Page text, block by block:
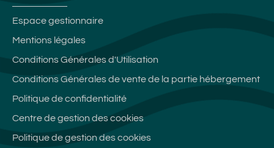
Espace gestionnaire
Mentions légales
Conditions Générales d'Utilisation
Conditions Générales de vente de la partie hébergement
Politique de confidentialité
Centre de gestion des cookies
Politique de gestion des cookies